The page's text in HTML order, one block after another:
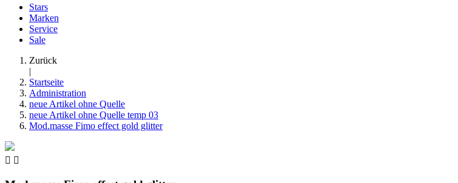
Stars
Marken
Service
Sale
Zurück
|
Startseite
Administration
neue Artikel ohne Quelle
neue Artikel ohne Quelle temp 03
Mod.masse Fimo effect gold glitter
 